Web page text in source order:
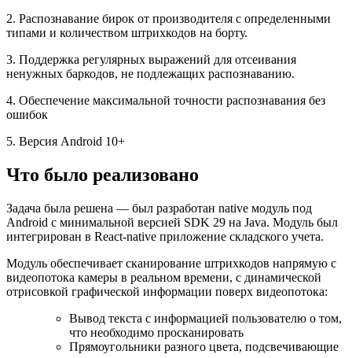
2. Распознавание бирок от производителя с определенными
типами и количеством штрихкодов на борту.
3. Поддержка регулярных выражений для отсеивания
ненужных баркодов, не подлежащих распознаванию.
4. Обеспечение максимальной точности распознавания без
ошибок
5. Версия Android 10+
Что было реализовано
Задача была решена — был разработан native модуль под
Android с минимальной версией SDK 29 на Java. Модуль был
интегрирован в React-native приложение складского учета.
Модуль обеспечивает сканирование штрихкодов напрямую с
видеопотока камеры в реальном времени, с динамической
отрисовкой графической информации поверх видеопотока:
Вывод текста с информацией пользователю о том,
что необходимо просканировать
Прямоугольники разного цвета, подсвечивающие